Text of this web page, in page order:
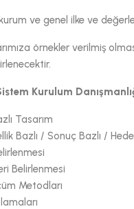
ve genel ilke ve
örnekler verilmiş
Kurulum
Tasarım
Bazlı / Sonuç Bazlı /
Belirlenmesi
Metodları